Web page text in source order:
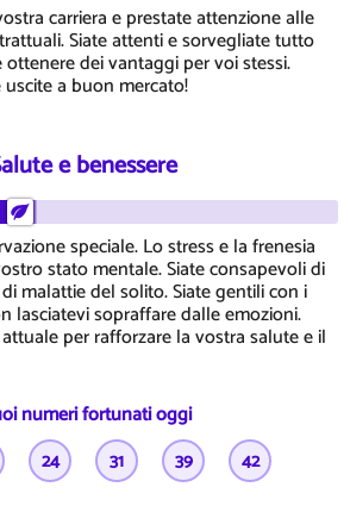
carriera e prestate attenzione alle
Siate attenti e sorvegliate tutto
dei vantaggi per voi stessi.
a buon mercato!
e benessere
speciale. Lo stress e la frenesia
stato mentale. Siate consapevoli di
malattie del solito. Siate gentili con i
lasciatevi sopraffare dalle emozioni.
per rafforzare la vostra salute e il
numeri fortunati oggi
24 31 39 42